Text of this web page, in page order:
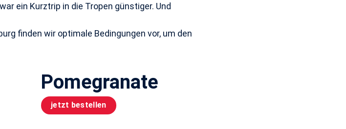
ein Kurztrip in die Tropen günstiger. Und
finden wir optimale Bedingungen vor, um den
Pomegranate
jetzt bestellen